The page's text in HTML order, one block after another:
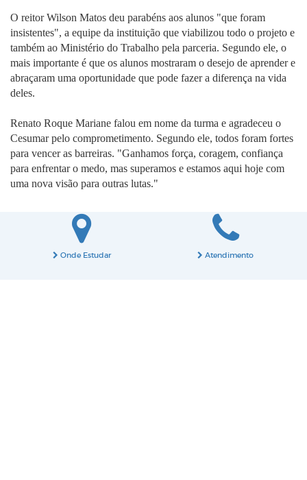
O reitor Wilson Matos deu parabéns aos alunos "que foram
insistentes", a equipe da instituição que viabilizou todo o projeto e
também ao Ministério do Trabalho pela parceria. Segundo ele, o
mais importante é que os alunos mostraram o desejo de aprender e
abraçaram uma oportunidade que pode fazer a diferença na vida
deles.
Renato Roque Mariane falou em nome da turma e agradeceu o
Cesumar pelo comprometimento. Segundo ele, todos foram fortes
para vencer as barreiras. "Ganhamos força, coragem, confiança
para enfrentar o medo, mas superamos e estamos aqui hoje com
uma nova visão para outras lutas."
Onde Estudar Atendimento